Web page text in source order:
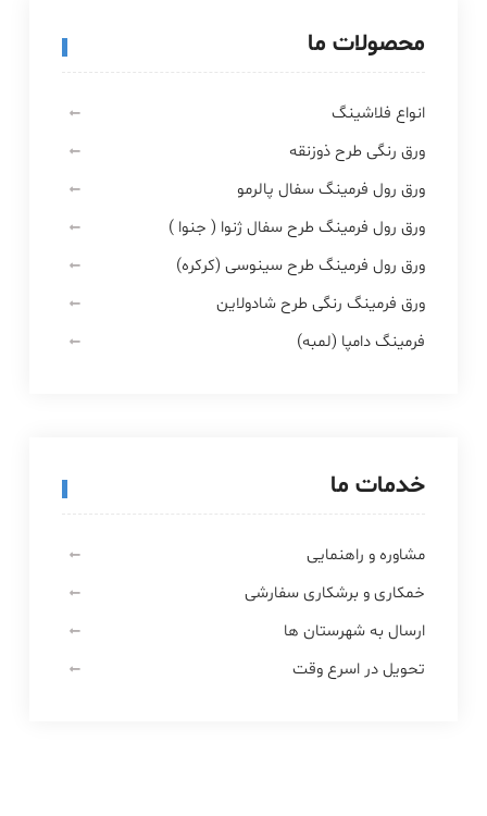
محصولات ما
انواع فلاشینگ
ورق رنگی طرح ذوزنقه
ورق رول فرمینگ سفال پالرمو
ورق رول فرمینگ طرح سفال ژنوا ( جنوا )
ورق رول فرمینگ طرح سینوسی (کرکره)
ورق فرمینگ رنگی طرح شادولاین
فرمینگ دامپا (لمبه)
خدمات ما
مشاوره و راهنمایی
خمکاری و برشکاری سفارشی
ارسال به شهرستان ها
تحویل در اسرع وقت